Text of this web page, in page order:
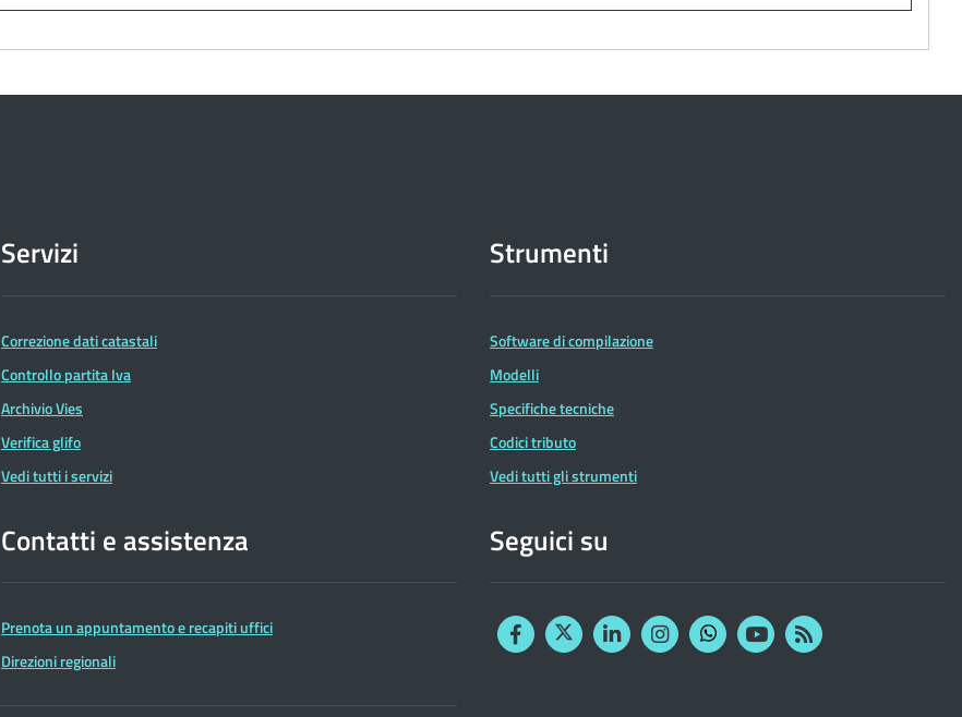
Servizi
Correzione dati catastali
Controllo partita Iva
Archivio Vies
Verifica glifo
Vedi tutti i servizi
Strumenti
Software di compilazione
Modelli
Specifiche tecniche
Codici tributo
Vedi tutti gli strumenti
Contatti e assistenza
Prenota un appuntamento e recapiti uffici
Direzioni regionali
Seguici su
FacebookTwitterLinkedinInstagram
YouTubeRSS